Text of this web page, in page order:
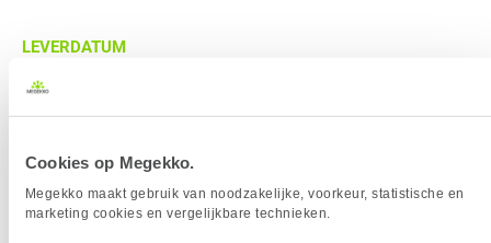
Cookies op Megekko.
Megekko maakt gebruik van noodzakelijke, voorkeur, statistische en
marketing cookies en vergelijkbare technieken.
LEVERDATUM
BEZORGADRES
Bezorgadres is gelijk aan factuuradres